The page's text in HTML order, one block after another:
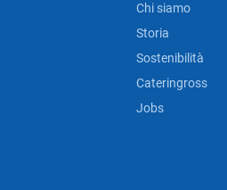
Chi siamo
Storia
Sostenibilità
Cateringross
Jobs